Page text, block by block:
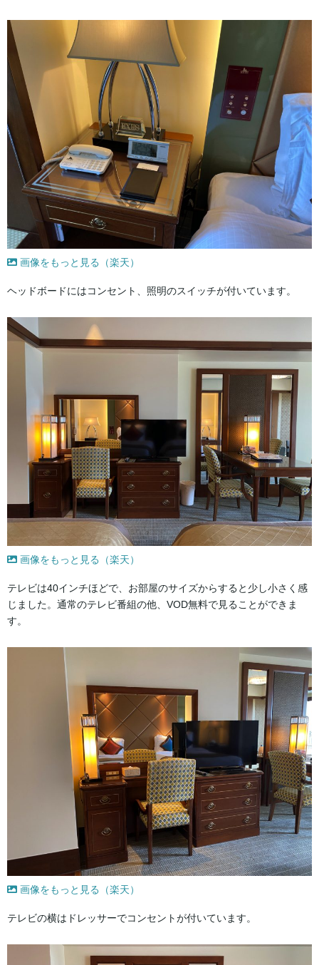
画像をもっと見る（楽天）
ヘッドボードにはコンセント、照明のスイッチが付いています。
画像をもっと見る（楽天）
テレビは40インチほどで、お部屋のサイズからすると少し小さく感
じました。通常のテレビ番組の他、VOD無料で見ることができま
す。
画像をもっと見る（楽天）
テレビの横はドレッサーでコンセントが付いています。